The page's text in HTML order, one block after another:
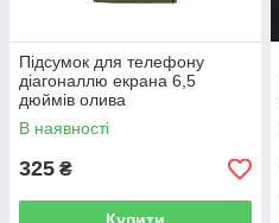
Підсумок для телефону
діагоналлю екрана 6,5
дюймів олива
В наявності
325 ₴